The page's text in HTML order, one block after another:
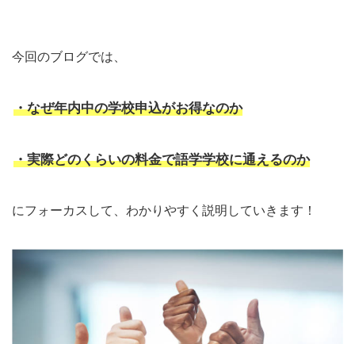
今回のブログでは、
・なぜ年内中の学校申込がお得なのか
・実際どのくらいの料金で語学学校に通えるのか
にフォーカスして、わかりやすく説明していきます！